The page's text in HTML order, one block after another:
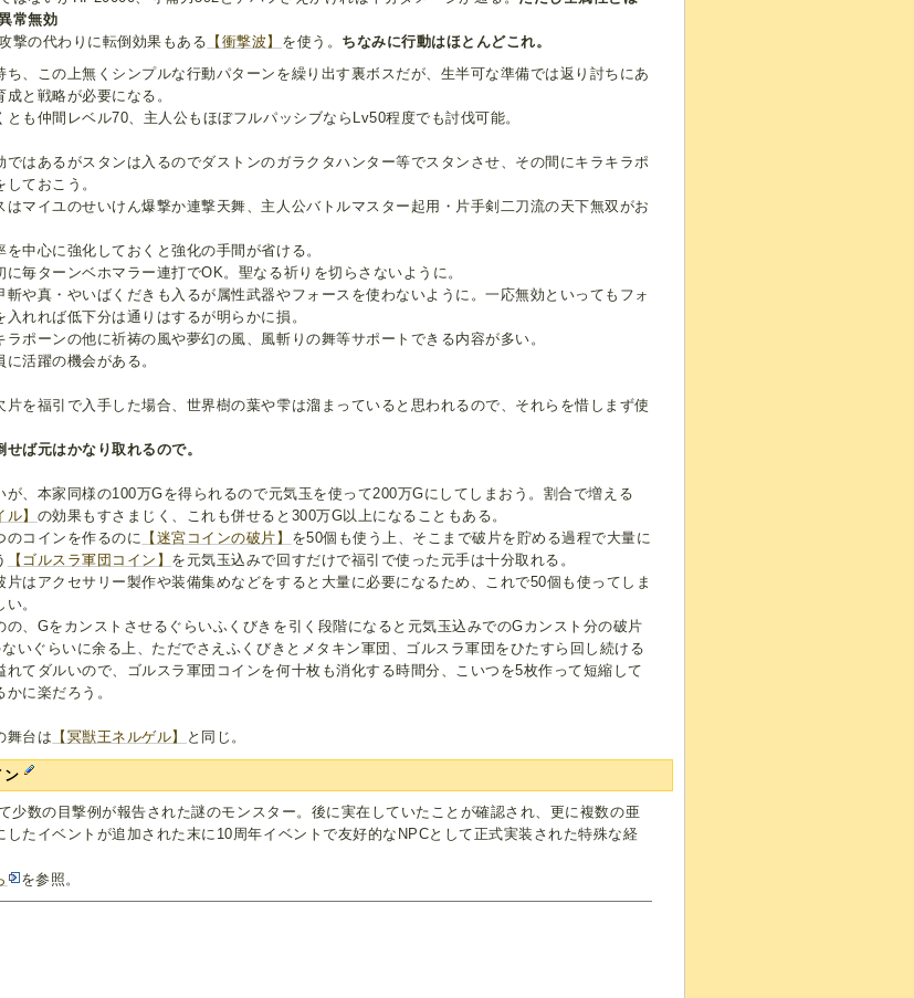
常無効
撃の代わりに転倒効果もある 【衝撃波】 を使う。 ちなみに行動はほとんどこれ。
ち、この上無くシンプルな行動パターンを繰り出す裏ボスだが、生半可な準備では返り討ちにあ
成と戦略が必要になる。
とも仲間レベル70、主人公もほぼフルパッシブならLv50程度でも討伐可能。
ではあるがスタンは入るのでダストンのガラクタハンター等でスタンさせ、その間にキラキラポ
ておこう。
はマイユのせいけん爆撃か連撃天舞、主人公バトルマスター起用・片手剣二刀流の天下無双がお
を中心に強化しておくと強化の手間が省ける。
に毎ターンベホマラー連打でOK。聖なる祈りを切らさないように。
斬や真・やいばくだきも入るが属性武器やフォースを使わないように。一応無効といってもフォ
入れれば低下分は通りはするが明らかに損。
ラポーンの他に祈祷の風や夢幻の風、風斬りの舞等サポートできる内容が多い。
活躍の機会がある。
片を福引で入手した場合、世界樹の葉や雫は溜まっていると思われるので、それらを惜しまず使
せば元はかなり取れるので。
が、本家同様の100万Gを得られるので元気玉を使って200万Gにしてしまおう。割合で増える
】 の効果もすさまじく、これも併せると300万G以上になることもある。
のコインを作るのに 【迷宮コインの破片】 を50個も使う上、そこまで破片を貯める過程で大量に
【ゴルスラ軍団コイン】 を元気玉込みで回すだけで福引で使った元手は十分取れる。
片はアクセサリー製作や装備集めなどをすると大量に必要になるため、これで50個も使ってしま
。
の、Gをカンストさせるぐらいふくびきを引く段階になると元気玉込みでのGカンスト分の破片
いぐらいに余る上、ただでさえふくびきとメタキン軍団、ゴルスラ軍団をひたすら回し続ける
れてダルいので、ゴルスラ軍団コインを何十枚も消化する時間分、こいつを5枚作って短縮して
に楽だろう。
舞台は 【冥獣王ネルゲル】 と同じ。
ン
少数の目撃例が報告された謎のモンスター。後に実在していたことが確認され、更に複数の亜
したイベントが追加された末に10周年イベントで友好的なNPCとして正式実装された特殊な経
を参照。